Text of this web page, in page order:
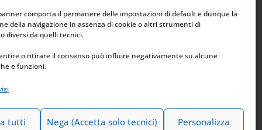
comporta il permanere delle impostazioni di default e dunque la
della navigazione in assenza di cookie o altri strumenti di
diversi da quelli tecnici.
o ritirare il consenso può influire negativamente su alcune
e funzioni.
tutti Nega (Accetta solo tecnici) Personalizza
Home
Archivio